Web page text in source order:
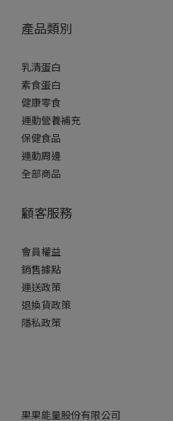
產品類別
乳清蛋白
素食蛋白
健康零食
運動營養補充
保健食品
運動周邊
全部商品
顧客服務
會員權益
銷售據點
運送政策
退換貨政策
隱私政策
果果能量股份有限公司